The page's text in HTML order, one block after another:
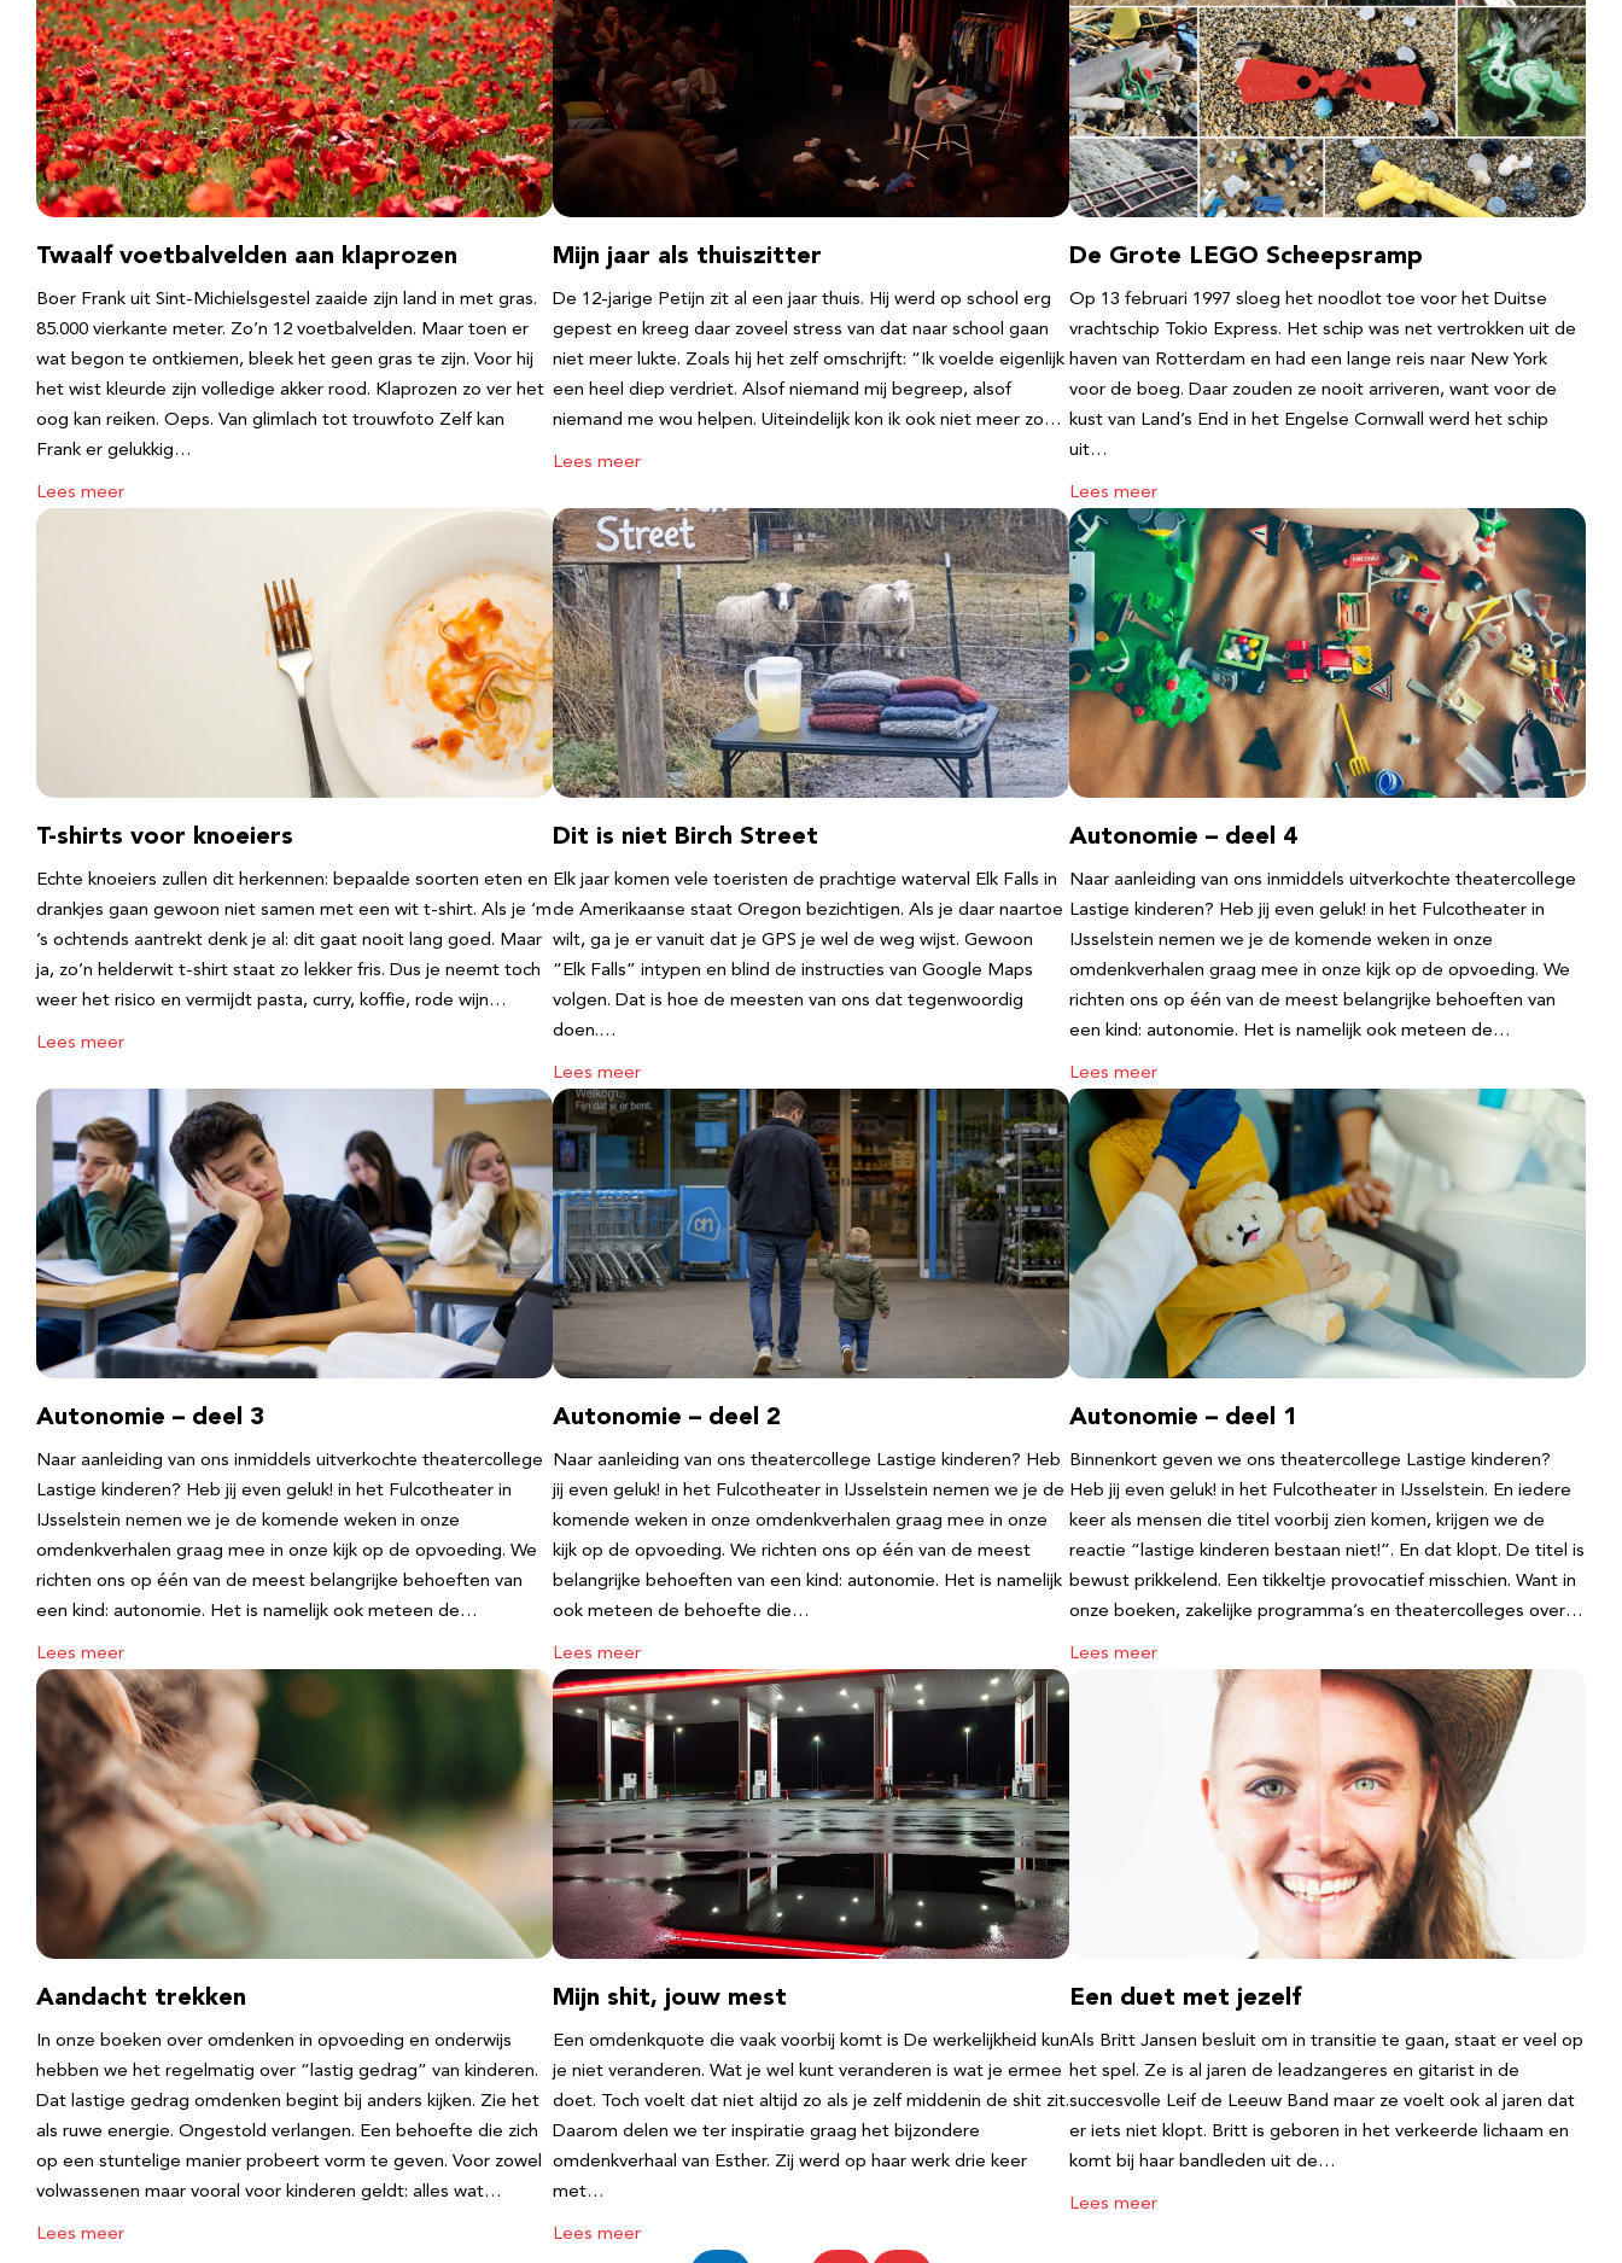
Twaalf voetbalvelden aan klaprozen
Boer Frank uit Sint-Michielsgestel zaaide zijn land in met gras.
85.000 vierkante meter. Zo’n 12 voetbalvelden. Maar toen er
wat begon te ontkiemen, bleek het geen gras te zijn. Voor hij
het wist kleurde zijn volledige akker rood. Klaprozen zo ver het
oog kan reiken. Oeps. Van glimlach tot trouwfoto Zelf kan
Frank er gelukkig…
Lees meer
Mijn jaar als thuiszitter
De 12-jarige Petijn zit al een jaar thuis. Hij werd op school erg
gepest en kreeg daar zoveel stress van dat naar school gaan
niet meer lukte. Zoals hij het zelf omschrijft: “Ik voelde eigenlijk
een heel diep verdriet. Alsof niemand mij begreep, alsof
niemand me wou helpen. Uiteindelijk kon ik ook niet meer zo…
Lees meer
De Grote LEGO Scheepsramp
Op 13 februari 1997 sloeg het noodlot toe voor het Duitse
vrachtschip Tokio Express. Het schip was net vertrokken uit de
haven van Rotterdam en had een lange reis naar New York
voor de boeg. Daar zouden ze nooit arriveren, want voor de
kust van Land’s End in het Engelse Cornwall werd het schip
uit…
Lees meer
T-shirts voor knoeiers
Echte knoeiers zullen dit herkennen: bepaalde soorten eten en
drankjes gaan gewoon niet samen met een wit t-shirt. Als je ‘m
’s ochtends aantrekt denk je al: dit gaat nooit lang goed. Maar
ja, zo’n helderwit t-shirt staat zo lekker fris. Dus je neemt toch
weer het risico en vermijdt pasta, curry, koffie, rode wijn…
Lees meer
Dit is niet Birch Street
Elk jaar komen vele toeristen de prachtige waterval Elk Falls in
de Amerikaanse staat Oregon bezichtigen. Als je daar naartoe
wilt, ga je er vanuit dat je GPS je wel de weg wijst. Gewoon
“Elk Falls” intypen en blind de instructies van Google Maps
volgen. Dat is hoe de meesten van ons dat tegenwoordig
doen.…
Lees meer
Autonomie – deel 4
Naar aanleiding van ons inmiddels uitverkochte theatercollege
Lastige kinderen? Heb jij even geluk! in het Fulcotheater in
IJsselstein nemen we je de komende weken in onze
omdenkverhalen graag mee in onze kijk op de opvoeding. We
richten ons op één van de meest belangrijke behoeften van
een kind: autonomie. Het is namelijk ook meteen de…
Lees meer
Autonomie – deel 3
Naar aanleiding van ons inmiddels uitverkochte theatercollege
Lastige kinderen? Heb jij even geluk! in het Fulcotheater in
IJsselstein nemen we je de komende weken in onze
omdenkverhalen graag mee in onze kijk op de opvoeding. We
richten ons op één van de meest belangrijke behoeften van
een kind: autonomie. Het is namelijk ook meteen de…
Lees meer
Autonomie – deel 2
Naar aanleiding van ons theatercollege Lastige kinderen? Heb
jij even geluk! in het Fulcotheater in IJsselstein nemen we je de
komende weken in onze omdenkverhalen graag mee in onze
kijk op de opvoeding. We richten ons op één van de meest
belangrijke behoeften van een kind: autonomie. Het is namelijk
ook meteen de behoefte die…
Lees meer
Autonomie – deel 1
Binnenkort geven we ons theatercollege Lastige kinderen?
Heb jij even geluk! in het Fulcotheater in IJsselstein. En iedere
keer als mensen die titel voorbij zien komen, krijgen we de
reactie “lastige kinderen bestaan niet!”. En dat klopt. De titel is
bewust prikkelend. Een tikkeltje provocatief misschien. Want in
onze boeken, zakelijke programma’s en theatercolleges over…
Lees meer
Aandacht trekken
In onze boeken over omdenken in opvoeding en onderwijs
hebben we het regelmatig over “lastig gedrag” van kinderen.
Dat lastige gedrag omdenken begint bij anders kijken. Zie het
als ruwe energie. Ongestold verlangen. Een behoefte die zich
op een stuntelige manier probeert vorm te geven. Voor zowel
volwassenen maar vooral voor kinderen geldt: alles wat…
Lees meer
Mijn shit, jouw mest
Een omdenkquote die vaak voorbij komt is De werkelijkheid kun
je niet veranderen. Wat je wel kunt veranderen is wat je ermee
doet. Toch voelt dat niet altijd zo als je zelf middenin de shit zit.
Daarom delen we ter inspiratie graag het bijzondere
omdenkverhaal van Esther. Zij werd op haar werk drie keer
met…
Lees meer
Een duet met jezelf
Als Britt Jansen besluit om in transitie te gaan, staat er veel op
het spel. Ze is al jaren de leadzangeres en gitarist in de
succesvolle Leif de Leeuw Band maar ze voelt ook al jaren dat
er iets niet klopt. Britt is geboren in het verkeerde lichaam en
komt bij haar bandleden uit de…
Lees meer